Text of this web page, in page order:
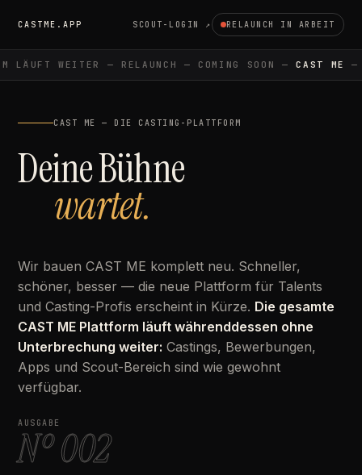
CASTME.APP SCOUT-LOGIN ↗ RELAUNCH IN ARBEIT
LÄUFT WEITER — RELAUNCH — COMING SOON — CAST ME—
CAST ME — DIE CASTING-PLATTFORM
Deine Bühne
wartet.
Wir bauen CAST ME komplett neu. Schneller,
schöner, besser — die neue Plattform für Talents
und Casting-Profis erscheint in Kürze. Die gesamte
CAST ME Plattform läuft währenddessen ohne
Unterbrechung weiter: Castings, Bewerbungen,
Apps und Scout-Bereich sind wie gewohnt
verfügbar.
AUSGABE
Nº 002